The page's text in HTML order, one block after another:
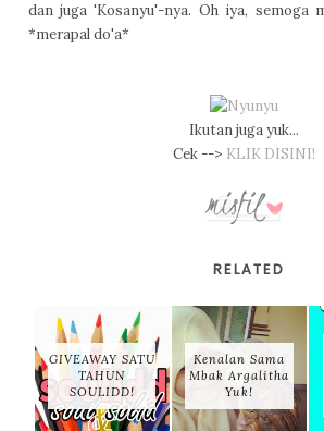
dan juga 'Kosanyu'-nya. Oh iya, semoga
*merapal do'a*
Ikutan juga yuk...
Cek --> KLIK DISINI!
RELATED
GIVEAWAY SATU
TAHUN
SOULIDD!
Kenalan Sama
Mbak Argalitha
Yuk!